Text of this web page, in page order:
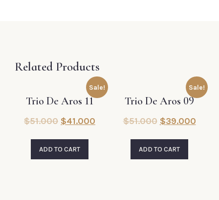
Related Products
Sale!
Trio De Aros 11
$51.000 $41.000
ADD TO CART
Sale!
Trio De Aros 09
$51.000 $39.000
ADD TO CART